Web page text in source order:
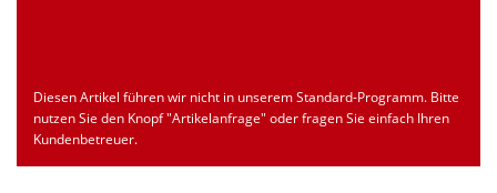
Diesen Artikel führen wir nicht in unserem Standard-Programm. Bitte
nutzen Sie den Knopf "Artikelanfrage" oder fragen Sie einfach Ihren
Kundenbetreuer.